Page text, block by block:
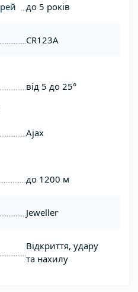
до 5 років
CR123A
від 5 до 25°
Ajax
до 1200 м
Jeweller
Відкриття, удару
та нахилу